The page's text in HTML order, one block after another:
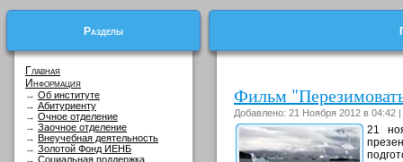
Разделы
Главная
Информация
→ Об институте
→ Абитуриенту
→ Очное отделение
→ Заочное отделение
→ Внеучебная деятельность
→ Золотой Фонд ИЕНБ
→ Социальная поддержка
Фильм
Добавлено: 21 Ноября 2012 в 04:42
21